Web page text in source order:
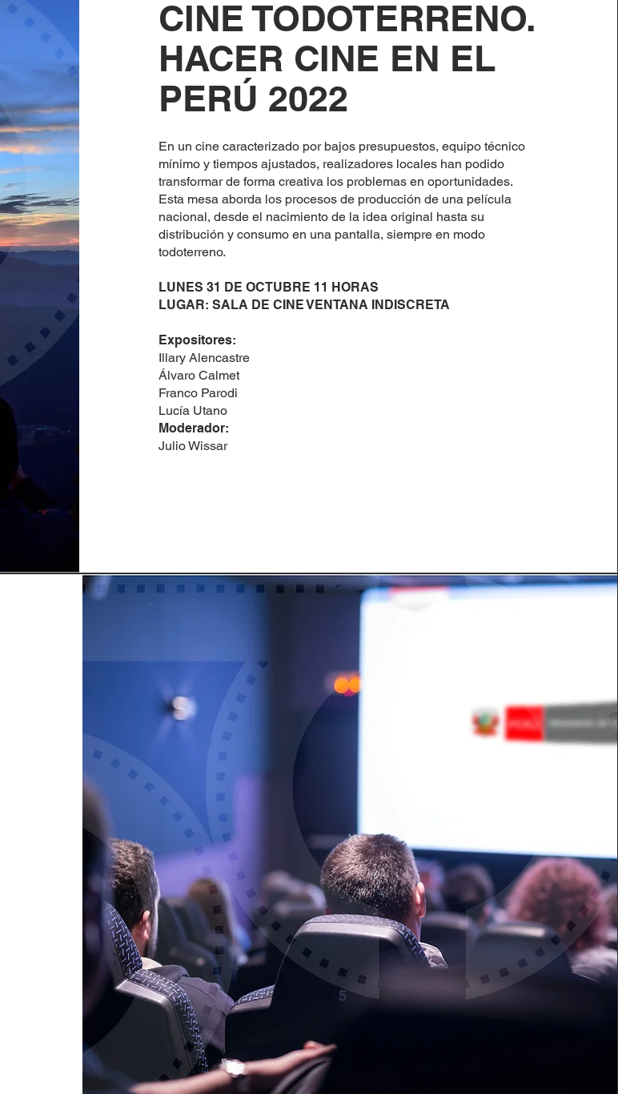
CINE TODOTERRENO.
HACER CINE EN EL
PERÚ 2022
En un cine caracterizado por bajos presupuestos, equipo técnico
mínimo y tiempos ajustados, realizadores locales han podido
transformar de forma creativa los problemas en oportunidades.
Esta mesa aborda los procesos de producción de una película
nacional, desde el nacimiento de la idea original hasta su
distribución y consumo en una pantalla, siempre en modo
todoterreno.
LUNES 31 DE OCTUBRE 11 HORAS
LUGAR: SALA DE CINE VENTANA INDISCRETA
Expositores:
Illary Alencastre
Álvaro Calmet
Franco Parodi
Lucía Utano
Moderador:
Julio Wissar